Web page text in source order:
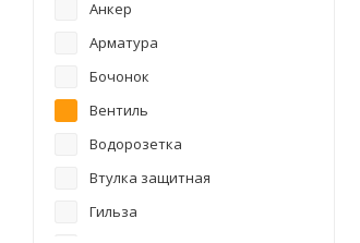
Анкер
Арматура
Бочонок
Вентиль
Водорозетка
Втулка защитная
Гильза